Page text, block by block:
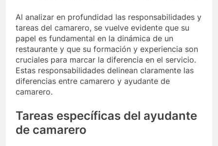
Al analizar en profundidad las responsabilidades y
tareas del camarero, se vuelve evidente que su
papel es fundamental en la dinámica de un
restaurante y que su formación y experiencia son
cruciales para marcar la diferencia en el servicio.
Estas responsabilidades delinean claramente las
diferencias entre camarero y ayudante de
camarero.
Tareas específicas del ayudante
de camarero